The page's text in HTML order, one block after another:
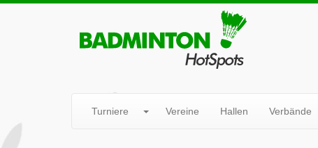
Turniere Vereine Hallen Verbände